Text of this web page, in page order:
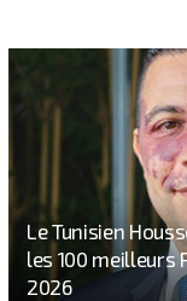
Le Tunisien
les 100 meilleurs
2026